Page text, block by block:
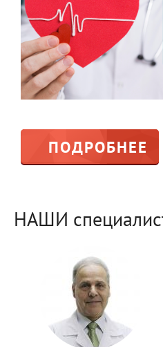
ПОДРОБНЕЕ
НАШИ